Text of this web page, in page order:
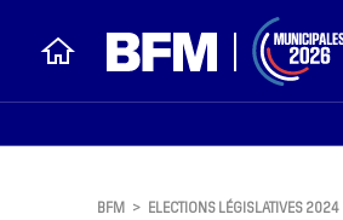
BFM > ELECTIONS LÉGISLATIVES 2024